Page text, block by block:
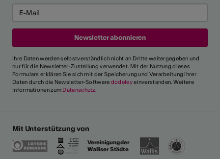
Ihre Daten werden selbstverständlich nicht an Dritte weitergegeben und
nur für die Newsletter-Zustellung verwendet. Mit der Nutzung dieses
Formulars erklären Sie sich mit der Speicherung und Verarbeitung Ihrer
Daten durch die Newsletter-Software dodeleyeinverstanden. Weitere
Informationen zum Datenschutz.
Mit Unterstützung von
Vereinigung der
Walliser Städte